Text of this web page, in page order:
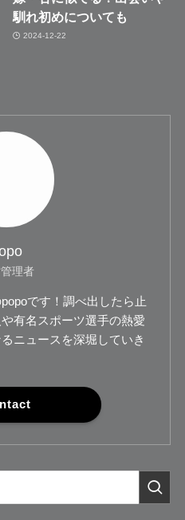
馴れ初めについても
2024-12-22
理者
です！調べ出したら止
有名スポーツ選手の熱愛
ニュースを深堀していき